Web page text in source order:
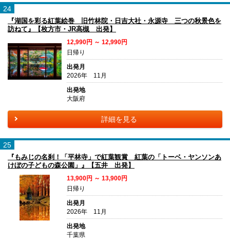
24
『湖国を彩る紅葉絵巻 旧竹林院・日吉大社・永源寺 三つの秋景色を
訪ねて』【枚方市・JR高槻 出発】
12,990円 ～ 12,990円
日帰り
出発月
2026年 11月
出発地
大阪府
詳細を見る
25
『もみじの名刹！「平林寺」で紅葉観賞 紅葉の「トーベ・ヤンソンあ
けぼの子どもの森公園」』【五井 出発】
13,900円 ～ 13,900円
日帰り
出発月
2026年 11月
出発地
千葉県